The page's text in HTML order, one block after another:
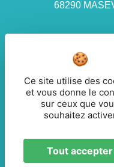
68290
© 2026 - CC
Ce site utilise des
et vous donne le
sur ceux que
souhaitez
Tout accepter